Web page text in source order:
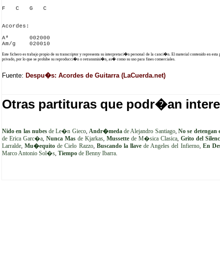
F   C   G   C
Acordes:
A*      002000
Este fichero es trabajo propio de su transcriptor y representa su interpretaci�n personal de la canci�n. El material contenido en esta
privado, por lo que se prohibe su reproducci�n o retransmisi�n, as� como su uso para fines comerciales.
Fuente: Despu�s: Acordes de Guitarra (LaCuerda.net)
Otras partituras que podr�an
Nido en las nubesde Le�n Gieco, Andr�medade Alejandro Santiago, No se detengan
de Erica Garc�a, Nunca Mas de Kjarkas, Mussette de M�sica Clasica, Grito del
Larralde,Mu�equito de Cielo Razzo, Buscando la llave de Angeles del Infierno, En
Marco Antonio Sol�s, Tiempo de Benny Ibarra.